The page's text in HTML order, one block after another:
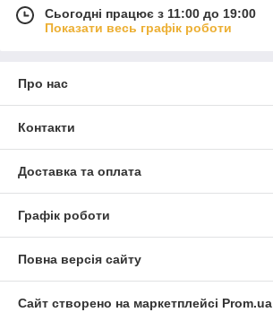
Сьогодні працює з 11:00 до 19:00
Показати весь графік роботи
Про нас
Контакти
Доставка та оплата
Графік роботи
Повна версія сайту
Сайт створено на маркетплейсі Prom.ua